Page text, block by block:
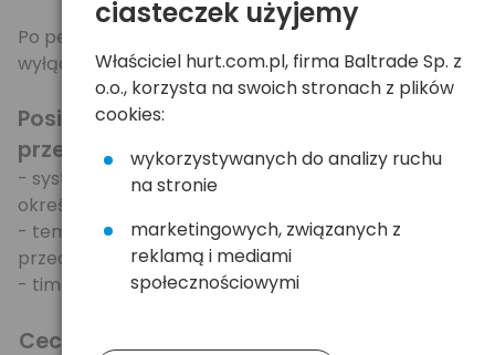
Po pełnym naładowaniu ładowarka automatycznie
wyłącza się.
Posiada potrójne zabezpieczenie przed
przeładowaniem ogniw:
- system dV - najbardziej precyzyjna metoda
określająca pełne naładowanie,
- temperature control (60st. C)- zabezpieczenie
przed przegrzaniem ładowarki/akumulatorów,
- timer (8h) - czasowe zabezpieczenie.
Cechy:
ciasteczek użyjemy
Właściciel hurt.com.pl, firma Baltrade Sp. z
o.o., korzysta na swoich stronach z plików
cookies:
wykorzystywanych do analizy ruchu
na stronie
marketingowych, związanych z
reklamą i mediami
społecznościowymi